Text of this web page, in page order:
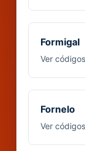
Formigal
Ver
Fornelo
Ver